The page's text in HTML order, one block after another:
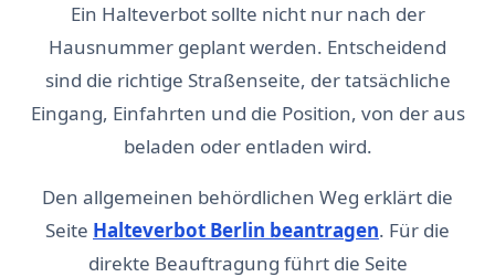
Ein Halteverbot sollte nicht nur nach der
Hausnummer geplant werden. Entscheidend
sind die richtige Straßenseite, der tatsächliche
Eingang, Einfahrten und die Position, von der aus
beladen oder entladen wird.
Den allgemeinen behördlichen Weg erklärt die
Seite Halteverbot Berlin beantragen. Für die
direkte Beauftragung führt die Seite